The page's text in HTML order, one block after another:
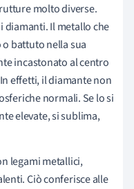
molto diverse.
diamanti. Il metallo che
battuto nella sua
incastonato al centro
effetti, il diamante non
normali. Se lo si
elevate, si sublima,
legami metallici,
Ciò conferisce alle